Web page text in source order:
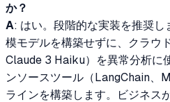
か？
A: はい。段階的な実装を推奨
模モデルを構築せずに、クラウ
Claude 3 Haiku）を異常分析に
ンソースツール（LangChain、
ラインを構築します。ビジネス